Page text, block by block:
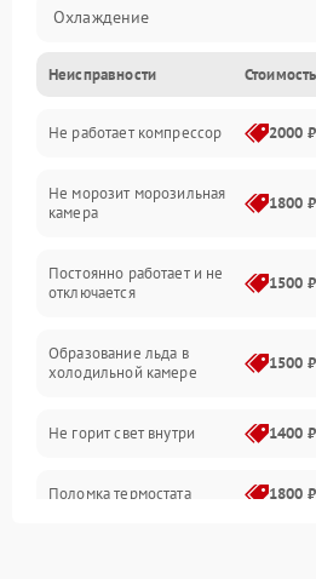
Охлаждение
Механика
Электропитание
Дренаж
Неисправности Стоимость
Не работает компрессор 2000 ₽
Не морозит морозильная
камера
1800 ₽
Постоянно работает и не
отключается
1500 ₽
Образование льда в
холодильной камере
1500 ₽
Не горит свет внутри 1400 ₽
Поломка термостата 1800 ₽